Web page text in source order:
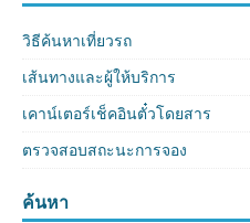
วิธีค้นหาเที่ยวรถ
เส้นทางและผู้ให้บริการ
เคาน์เตอร์เช็คอินตั๋วโดยสาร
ตรวจสอบสถะนะการจอง
ค้นหา